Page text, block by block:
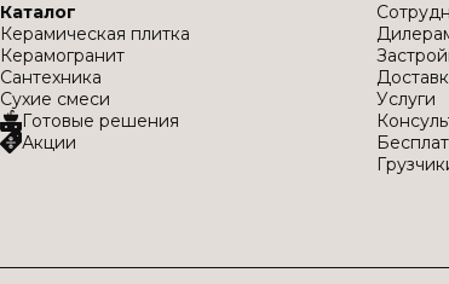
Каталог
Керамическая плитка
Керамогранит
Сантехника
Сухие смеси
Готовые решения
Акции
Услуги